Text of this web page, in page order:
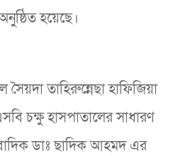
হয়েছে।
তাহিরুন্নেছা হাফিজিয়া
চক্ষু হাসপাতালের সাধারণ
ডাঃ ছাদিক আহমদ এর